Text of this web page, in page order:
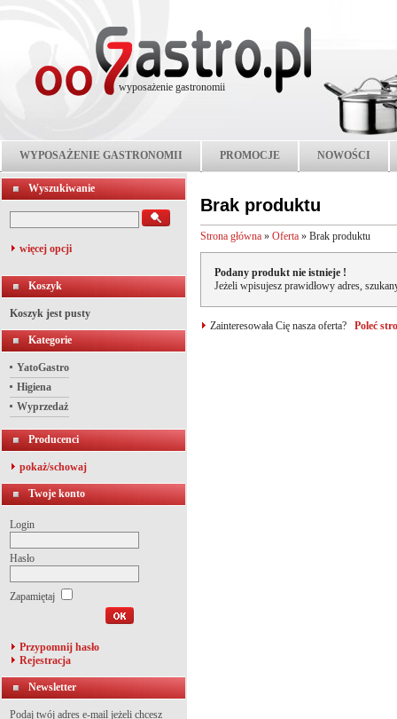
wyposażenie gastronomii
WYPOSAŻENIE GASTRONOMII PROMOCJE NOWOŚCI
Wyszukiwanie
więcej opcji
Koszyk
Koszyk jest pusty
Kategorie
YatoGastro
Higiena
Wyprzedaż
Producenci
pokaż/schowaj
Twoje konto
Login
Hasło
Zapamiętaj
Przypomnij hasło
Rejestracja
Newsletter
Podaj twój adres e-mail jeżeli chcesz
Brak produktu
Strona główna » Oferta » Brak produktu
Podany produkt nie istnieje !
Jeżeli wpisujesz prawidłowy adres,
Zainteresowała Cię nasza oferta? Poleć